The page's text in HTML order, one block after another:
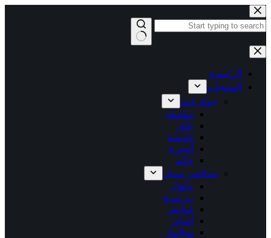
التجاوز
إلى
المحتوى
نتائج
الرئيسية
المنتجات
جولد بليتد
سلسلة
حلق
غويشة
أسورة
خاتم
ستانلس ستيل
حلقان
بيرسينج
غوايش
أساور
سلاسل